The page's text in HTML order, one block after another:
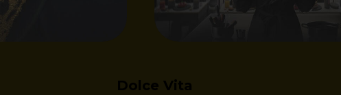
Dolce Vita